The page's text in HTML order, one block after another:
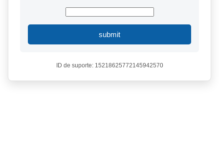
submit
ID de suporte: 15218625772145942570